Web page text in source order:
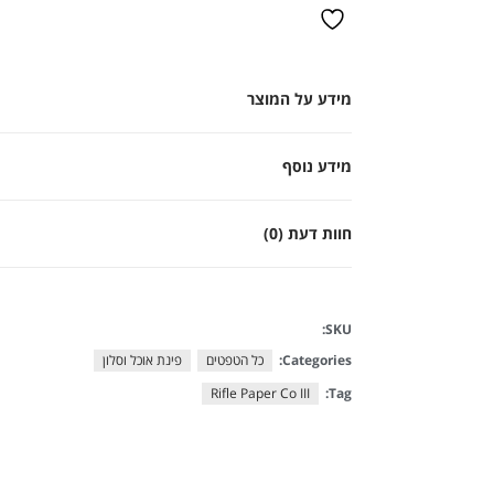
מידע על המוצר
מידע נוסף
חוות דעת (0)
SKU:
Categories:
כל הטפטים
פינת אוכל וסלון
Tag:
Rifle Paper Co III